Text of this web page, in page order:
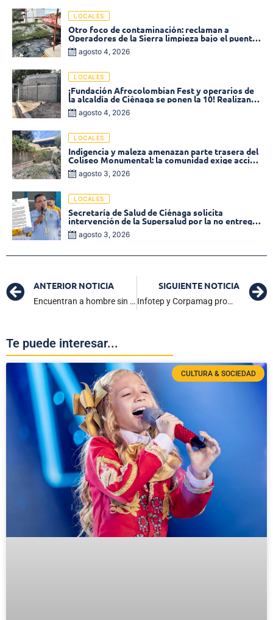
LOCALES
Otro foco de contaminación: reclaman a
Operadores de la Sierra limpieza bajo el puente
de la calle 19 con carrera 11
agosto 4, 2026
LOCALES
¡Fundación Afrocolombian Fest y operarios de
la alcaldía de Ciénaga se ponen la 10! Realizan
limpieza de la parte posterior del Coliseo
Monumental
agosto 4, 2026
LOCALES
Indigencia y maleza amenazan parte trasera del
Coliseo Monumental: la comunidad exige acción
inmediata!
agosto 3, 2026
LOCALES
Secretaría de Salud de Ciénaga solicita
intervención de la Supersalud por la no entrega
de medicamentos en las EPS
agosto 3, 2026
ANTERIOR NOTICIA
Encuentran a hombre sin vida en la Troncal del Caribe cerca del río Toribio en Ciénaga
SIGUIENTE NOTICIA
Infotep y Corpamag promueven capacitación ambiental a soldados del Batallón N°2 con sede en Aracataca
Te puede interesar...
CULTURA & SOCIEDAD